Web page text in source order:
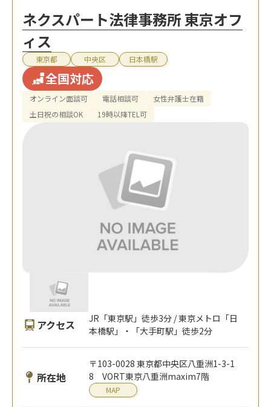
ネクスパート法律事務所 東京オフ
ィス
東京都 中央区 日本橋駅
全国対応
オンライン面談可 電話相談可
女性弁護士在籍
土日祝の相談OK
19時以降TEL可
アクセス
JR「東京駅」徒歩3分 / 東京メトロ「日
本橋駅」・「大手町駅」徒歩2分
所在地
〒103-0028 東京都中央区八重洲1-3-1
8 VORT東京八重洲maxim7階
MAP